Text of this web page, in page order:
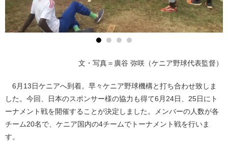
文・写真＝廣谷 弥咲（ケニア野球代表監督）
6月13日ケニアへ到着。早々ケニア野球機構と打ち合わせ致しま
した。今回、日本のスポンサー様の協力も得て6月24日、25日にト
ーナメント戦を開催することが決定しました。メンバーの人数が各
チーム20名で、ケニア国内の4チームでトーナメント戦を行いま
す。